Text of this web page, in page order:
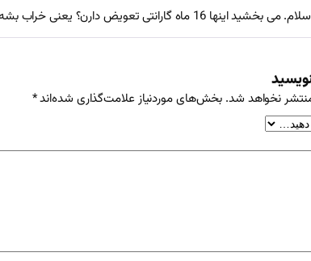
سلام. می بخشید اینها 16 ماه گارانتی تعویض دارن؟ یعنی خراب بشه یک باتری نو بهمون میدن؟
نخواهد شد. بخش‌های موردنیاز علامت‌گذاری شده‌اند*